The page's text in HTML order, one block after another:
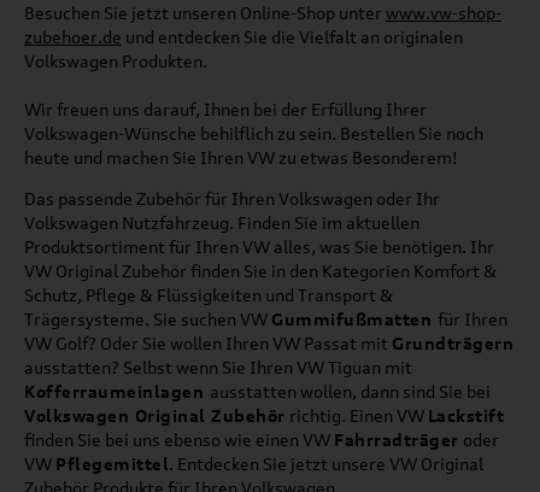
Besuchen Sie jetzt unseren Online-Shop unter www.vw-shop-
zubehoer.de und entdecken Sie die Vielfalt an originalen
Volkswagen Produkten.
Wir freuen uns darauf, Ihnen bei der Erfüllung Ihrer
Volkswagen-Wünsche behilflich zu sein. Bestellen Sie noch
heute und machen Sie Ihren VW zu etwas Besonderem!
Das passende Zubehör für Ihren Volkswagen oder Ihr
Volkswagen Nutzfahrzeug. Finden Sie im aktuellen
Produktsortiment für Ihren VW alles, was Sie benötigen. Ihr
VW Original Zubehör finden Sie in den Kategorien Komfort &
Schutz, Pflege & Flüssigkeiten und Transport &
Trägersysteme. Sie suchen VW Gummifußmatten für Ihren
VW Golf? Oder Sie wollen Ihren VW Passat mit Grundträgern
ausstatten? Selbst wenn Sie Ihren VW Tiguan mit
Kofferraumeinlagen ausstatten wollen, dann sind Sie bei
Volkswagen Original Zubehör richtig. Einen VW Lackstift
finden Sie bei uns ebenso wie einen VW Fahrradträger oder
VW Pflegemittel. Entdecken Sie jetzt unsere VW Original
Zubehör Produkte für Ihren Volkswagen.